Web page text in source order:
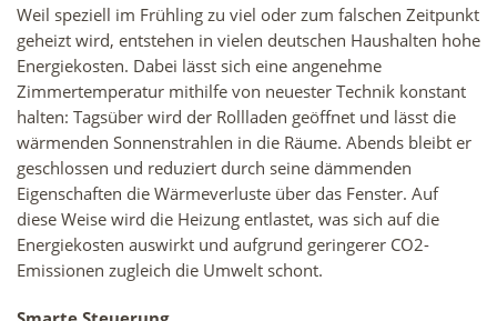
Weil speziell im Frühling zu viel oder zum falschen Zeitpunkt
geheizt wird, entstehen in vielen deutschen Haushalten hohe
Energiekosten. Dabei lässt sich eine angenehme
Zimmertemperatur mithilfe von neuester Technik konstant
halten: Tagsüber wird der Rollladen geöffnet und lässt die
wärmenden Sonnenstrahlen in die Räume. Abends bleibt er
geschlossen und reduziert durch seine dämmenden
Eigenschaften die Wärmeverluste über das Fenster. Auf
diese Weise wird die Heizung entlastet, was sich auf die
Energiekosten auswirkt und aufgrund geringerer CO2-
Emissionen zugleich die Umwelt schont.